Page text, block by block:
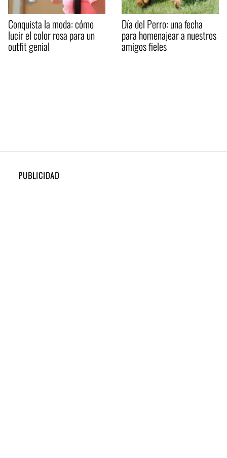
Conquista la moda: cómo
lucir el color rosa para un
outfit genial
Día del Perro: una fecha
para homenajear a nuestros
amigos fieles
PUBLICIDAD